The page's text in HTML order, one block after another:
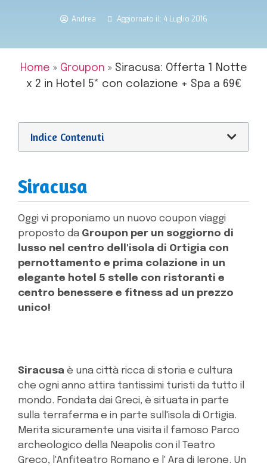
Andrea Aggiornato il: 4 Luglio 2016
Home » Groupon » Siracusa: Offerta 1 Notte
x 2 in Hotel 5* con colazione + Spa a 69€
Indice Contenuti
Siracusa
Oggi vi proponiamo un nuovo coupon viaggi
proposto da Groupon per un soggiorno di
lusso nel centro dell'isola di Ortigia con
pernottamento e prima colazione in un
elegante hotel 5 stelle con ristoranti e
centro benessere e fitness ad un prezzo
unico!
Siracusa è una città ricca di storia e cultura
che ogni anno attira tantissimi turisti da tutto il
mondo. Fondata dai Greci, è situata in parte
sulla terraferma e in parte sull'isola di Ortigia.
Merita sicuramente una visita il famoso Parco
archeologico della Neapolis con il Teatro
Greco, l'Anfiteatro Romano e l' Ara di Ierone. Un